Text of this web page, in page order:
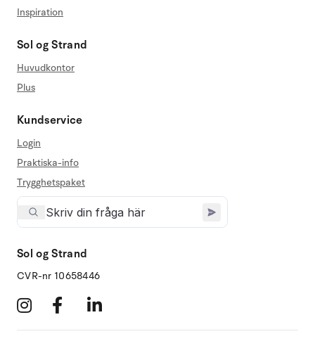
Inspiration
Sol og Strand
Huvudkontor
Plus
Kundservice
Login
Praktiska-info
Trygghetspaket
Sol og Strand
CVR-nr 10658446